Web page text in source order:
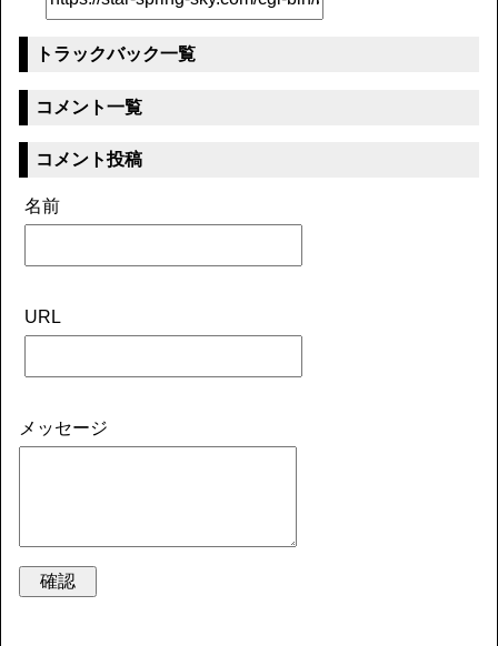
トラックバック一覧
コメント一覧
コメント投稿
名前
URL
メッセージ